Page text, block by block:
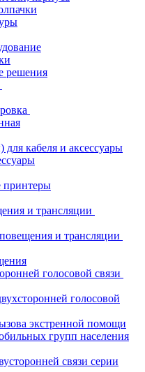
решения
кабеля и аксессуары
принтеры
и трансляции
и трансляции
голосовой связи
голосовой
экстренной помощи
групп населения
связи серии